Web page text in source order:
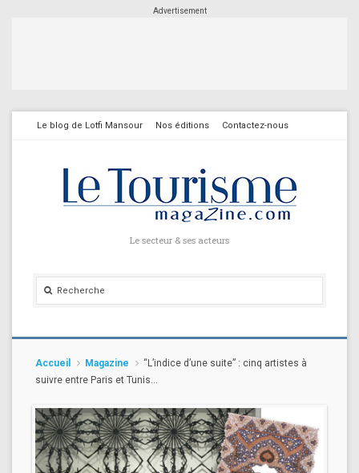
Advertisement
Le blog de Lotfi Mansour Nos éditions Contactez-nous
Le secteur & ses acteurs
Accueil Magazine
“L’indice d’une suite” : cinq artistes à
suivre entre Paris et Tunis…